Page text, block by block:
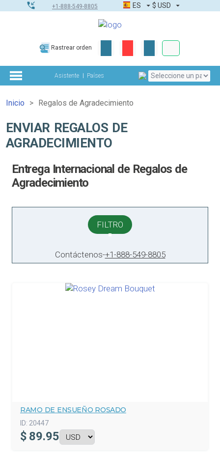
+1-888-549-8805 ES $ USD
Rastrear orden
Asistente Países
Inicio Regalos de Agradecimiento
ENVIAR REGALOS DE
AGRADECIMIENTO
Entrega Internacional de Regalos de
Agradecimiento
FILTRO
Contáctenos-+1-888-549-8805
RAMO DE ENSUEÑO ROSADO
ID: 20447
$ 89.95